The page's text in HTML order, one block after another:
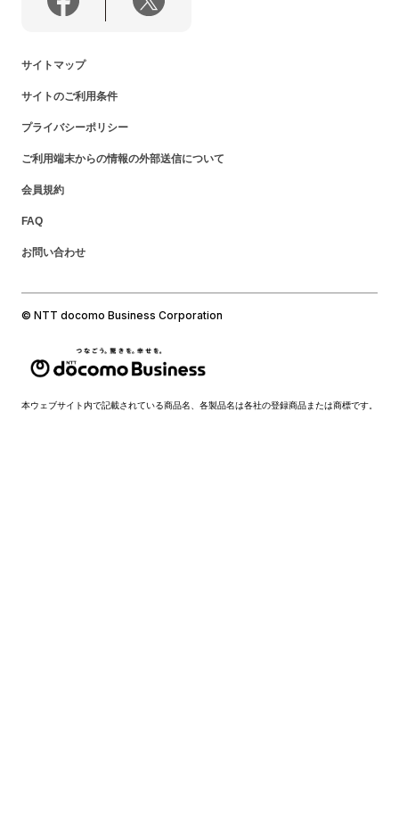
サイトマップ
サイトのご利用条件
プライバシーポリシー
ご利用端末からの情報の外部送信について
会員規約
FAQ
お問い合わせ
© NTT docomo Business Corporation
本ウェブサイト内で記載されている商品名、各製品名は各社の登録商品または商標です。